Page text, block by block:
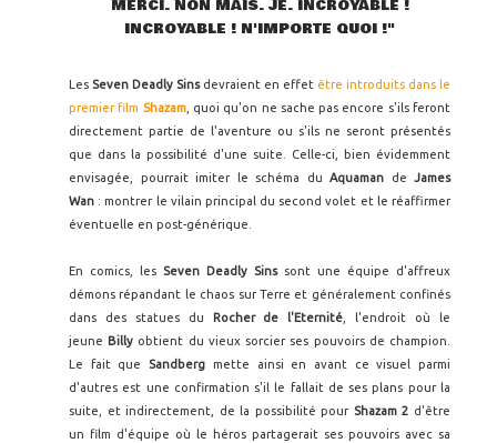
MERCI. NON MAIS. JE. INCROYABLE !
INCROYABLE ! N'IMPORTE QUOI !"
Les Seven Deadly Sinsdevraient en effet être introduits dans le
premier film Shazam, quoi qu'on ne sache pas encore s'ils feront
directement partie de l'aventure ou s'ils ne seront présentés
que dans la possibilité d'une suite. Celle-ci, bien évidemment
envisagée, pourrait imiter le schéma du Aquaman de James
Wan : montrer le vilain principal du second volet et le réaffirmer
éventuelle en post-générique.
En comics, les Seven Deadly Sinssont une équipe d'affreux
démons répandant le chaos sur Terre et généralement confinés
dans des statues du
Rocher de l'Eternité , l'endroit où le
jeune Billy obtient du vieux sorcier ses pouvoirs de champion.
Le fait que Sandberg mette ainsi en avant ce visuel parmi
d'autres est une confirmation s'il le fallait de ses plans pour la
suite, et indirectement, de la possibilité pour Shazam 2 d'être
un film d'équipe où le héros partagerait ses pouvoirs avec sa